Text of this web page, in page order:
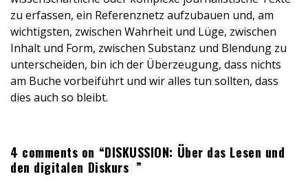
zu erfassen, ein Referenznetz aufzubauen und, am
wichtigsten, zwischen Wahrheit und Lüge, zwischen
Inhalt und Form, zwischen Substanz und Blendung zu
unterscheiden, bin ich der Überzeugung, dass nichts
am Buche vorbeiführt und wir alles tun sollten, dass
dies auch so bleibt.
4 comments on “DISKUSSION: Über das Lesen und
den digitalen Diskurs ”